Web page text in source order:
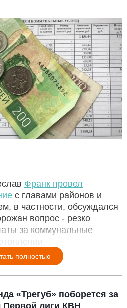
Франк провел
с главами районов и
в частности, обсуждался
вопрос - резко
за коммунальные
полностью
«Трегуб» поборется за
лиги КВН